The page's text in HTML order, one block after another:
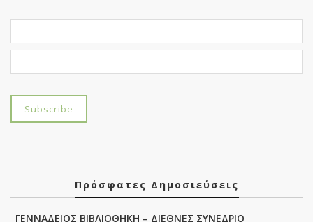
Πρόσφατες Δημοσιεύσεις
ΓΕΝΝΑΔΕΙΟΣ ΒΙΒΛΙΟΘΗΚΗ – ΔΙΕΘΝΕΣ ΣΥΝΕΔΡΙΟ